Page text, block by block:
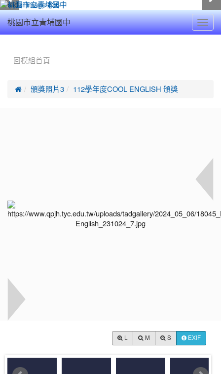
桃園市立青埔國中
回模組首頁
 頒獎照片3 112學年度COOL ENGLISH 頒獎
M S EXIF